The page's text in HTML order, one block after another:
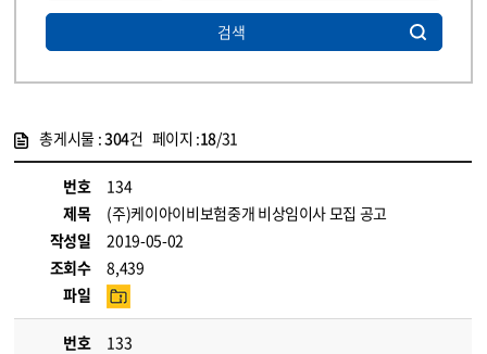
검색
총게시물 :304건 페이지 :18/31
번호
134
제목
(주)케이아이비보험중개 비상임이사 모집 공고
작성일
2019-05-02
조회수
8,439
파일
번호
133